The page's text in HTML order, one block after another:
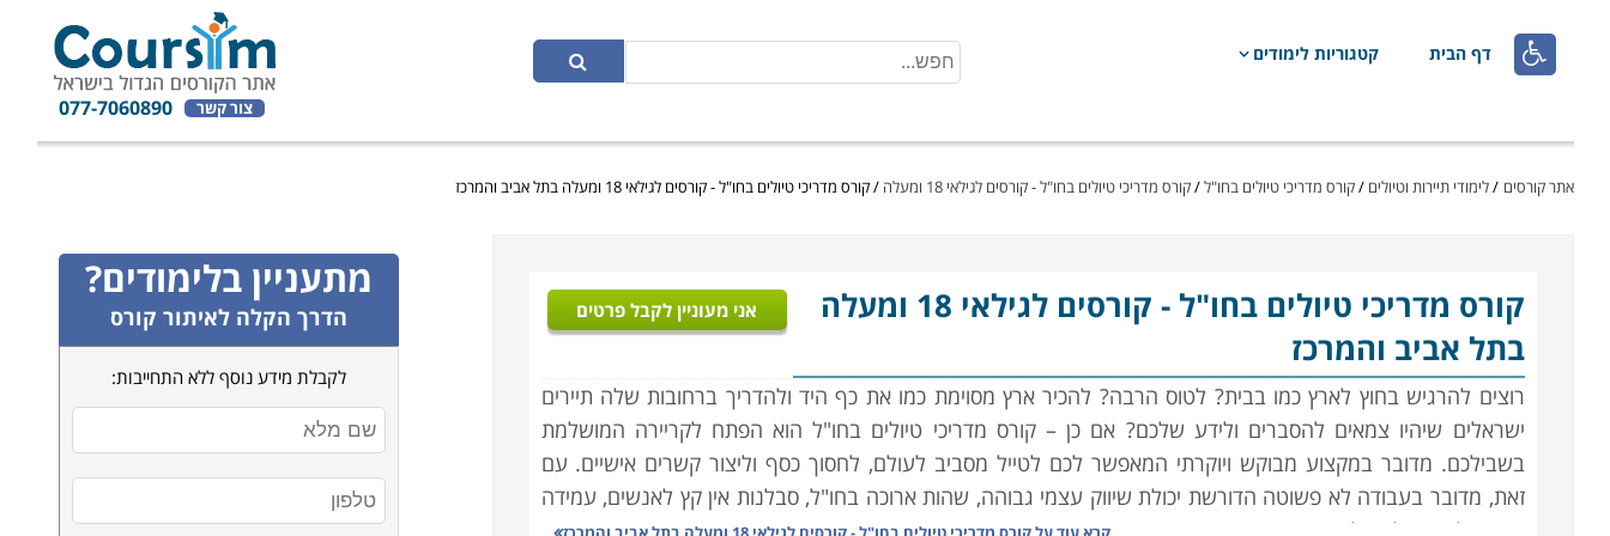
 דף הבית קטגוריות לימודים
צור קשר 077-7060890
אתר קורסים /לימודי תיירות וטיולים /קורס מדריכי טיולים בחו"ל/קורס מדריכי טיולים בחו"ל - קורסים לגילאי 18 ומעלה /קורס מדריכי טיולים בחו"ל - קורסים לגילאי 18 ומעלה בתל אביב והמרכז
קורס מדריכי טיולים בחו"ל
- קורסים לגילאי 18 ומעלה
בתל אביב והמרכז
אני מעוניין לקבל פרטים
רוצים להרגיש בחוץ לארץ כמו בבית? לטוס הרבה? להכיר ארץ מסוימת כמו את כף היד ולהדריך ברחובות שלה תיירים
ישראלים שיהיו צמאים להסברים ולידע שלכם? אם כן – קורס מדריכי טיולים בחו"ל הוא הפתח לקריירה המושלמת
בשבילכם. מדובר במקצוע מבוקש ויוקרתי המאפשר לכם לטייל מסביב לעולם, לחסוך כסף וליצור קשרים אישיים. עם
זאת, מדובר בעבודה לא פשוטה הדורשת יכולת שיווק עצמי גבוהה, שהות ארוכה בחו"ל, סבלנות אין קץ לאנשים, עמידה
בתנאי לחץ, יכולת אלתור גבוהה והרבה מאוד תכונות נוספות.
מתעניין בלימודים?
הדרך הקלה לאיתור קורס
לקבלת מידע נוסף ללא התחייבות: